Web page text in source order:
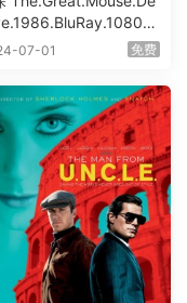
HD.MA.5.1-HDHo
07-01 免费